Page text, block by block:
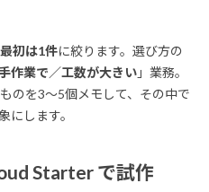
最初は1件に絞ります。選び方の
作業で／工数が大きい」業務。
のを3〜5個メモして、その中で
にします。
Starter で試作